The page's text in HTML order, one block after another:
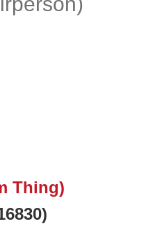
Thing)